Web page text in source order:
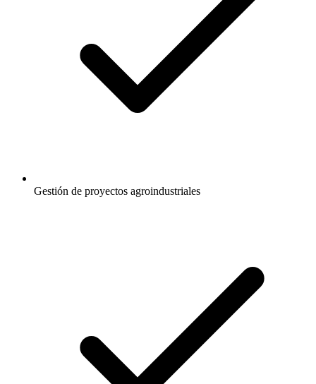
Gestión de proyectos agroindustriales